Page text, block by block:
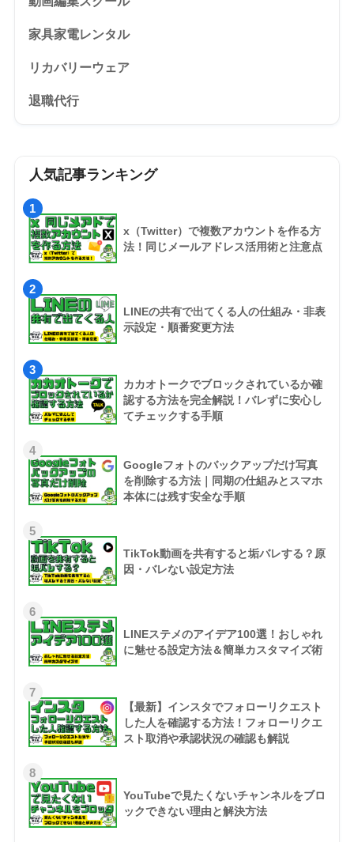
家具家電レンタル
リカバリーウェア
退職代行
人気記事ランキング
1
x（Twitter）で複数アカウントを作る方
法！同じメールアドレス活用術と注意点
2
LINEの共有で出てくる人の仕組み・非表
示設定・順番変更方法
3
カカオトークでブロックされているか確
認する方法を完全解説！バレずに安心し
てチェックする手順
4
Googleフォトのバックアップだけ写真
を削除する方法｜同期の仕組みとスマホ
本体には残す安全な手順
5
TikTok動画を共有すると垢バレする？原
因・バレない設定方法
6
LINEステメのアイデア100選！おしゃれ
に魅せる設定方法＆簡単カスタマイズ術
7
【最新】インスタでフォローリクエスト
した人を確認する方法！フォローリクエ
スト取消や承認状況の確認も解説
8
YouTubeで見たくないチャンネルをブロ
ックできない理由と解決方法